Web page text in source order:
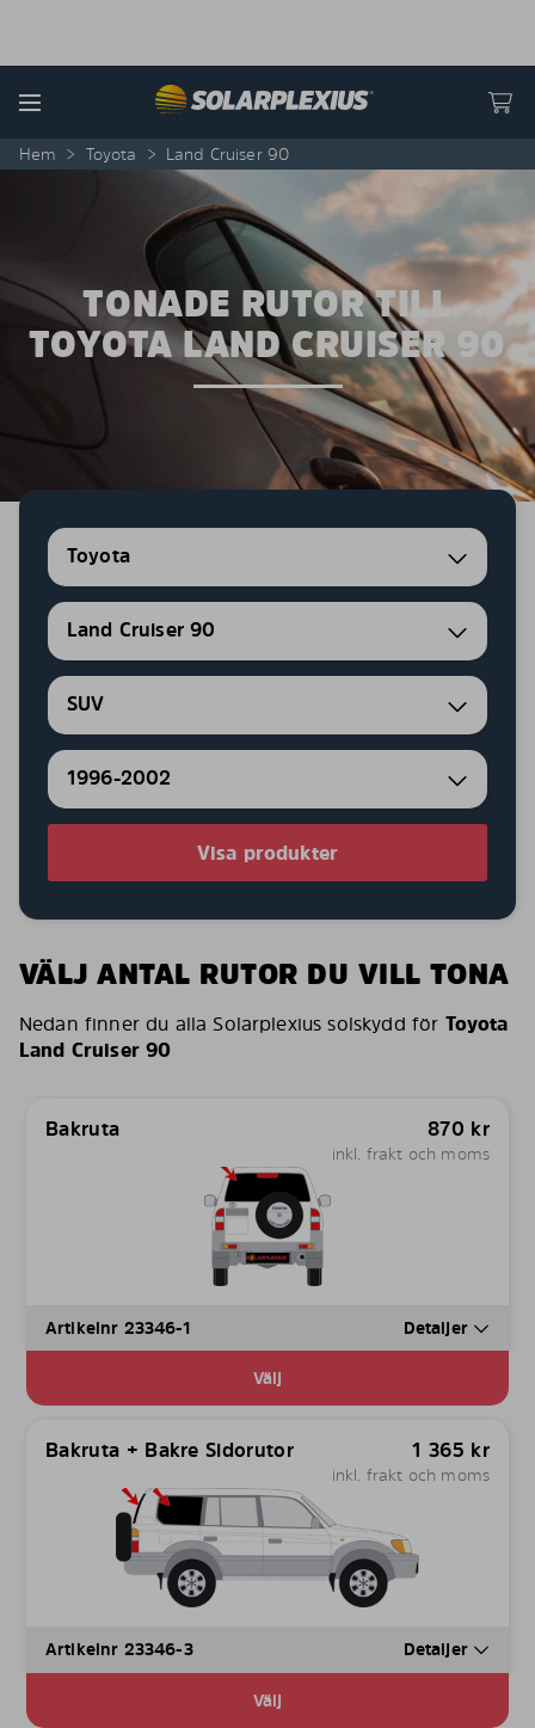
Menu
Hem > Toyota > Land Cruiser 90
TONADE RUTOR TILL
TOYOTA LAND CRUISER 90
Toyota
Land Cruiser 90
SUV
1996-2002
Visa produkter
VÄLJ ANTAL RUTOR DU VILL TONA
Nedan finner du alla Solarplexius solskydd för Toyota
Land Cruiser 90
Bakruta 870 kr
inkl. frakt och moms
Artikelnr 23346-1 Detaljer
Välj
Bakruta + Bakre Sidorutor 1 365 kr
inkl. frakt och moms
Artikelnr 23346-3 Detaljer
Välj